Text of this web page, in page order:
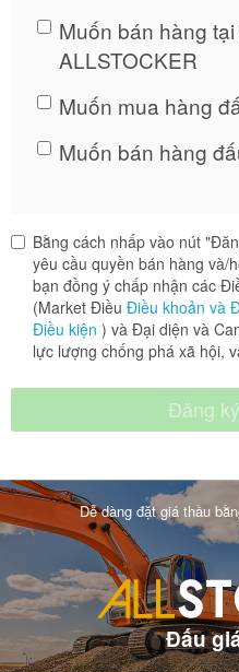
Muốn bán hàng
ALLSTOCKER
Muốn mua hàng
Muốn bán hàng
Bằng cách nhấp vào nút
yêu cầu quyền bán hàng và/
bạn đồng ý chấp nhận các
(Market Điều Điều khoản và
Điều kiện ) và Đại diện và
lực lượng chống phá xã hội,
Dễ dàng đặt giá thầu
Đấu